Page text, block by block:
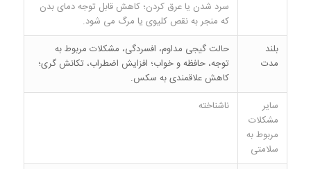
سرد شدن یا عرق کردن؛ کاهش قابل توجه دمای بدن
که منجر به نقص کلیوی یا مرگ می شود.
بلند
مدت
حالت گیجی مداوم، افسردگی، مشکلات مربوط به
توجه، حافظه و خواب؛ افزایش اضطراب، تکانش گری؛
کاهش علاقمندی به سکس.
سایر
مشکلات
مربوط به
سلامتی
ناشناخته